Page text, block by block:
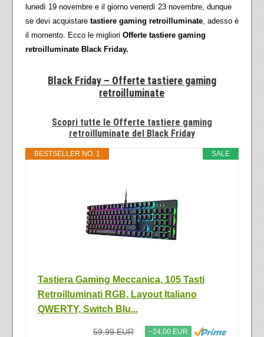
lunedì 19 novembre e il giorno venerdì 23 novembre, dunque
se devi acquistare tastiere gaming retroilluminate, adesso è
il momento. Ecco le migliori Offerte tastiere gaming
retroilluminate Black Friday.
Black Friday – Offerte tastiere gaming
retroilluminate
Scopri tutte le Offerte tastiere gaming
retroilluminate del Black Friday
SALE
BESTSELLER NO. 1
Tastiera Gaming Meccanica, 105 Tasti
Retroilluminati RGB, Layout Italiano
QWERTY, Switch Blu...
59,99 EUR −24,00 EUR